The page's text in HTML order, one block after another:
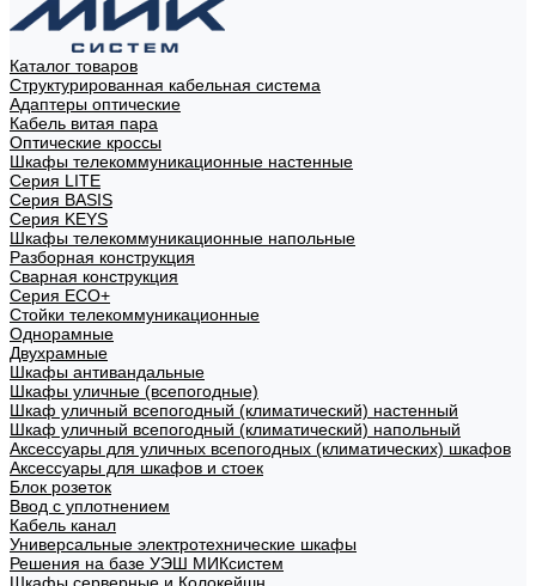
Каталог товаров
Структурированная кабельная система
Адаптеры оптические
Кабель витая пара
Оптические кроссы
Шкафы телекоммуникационные настенные
Cерия LITE
Cерия BASIS
Cерия KEYS
Шкафы телекоммуникационные напольные
Разборная конструкция
Сварная конструкция
Серия ECO+
Стойки телекоммуникационные
Однорамные
Двухрамные
Шкафы антивандальные
Шкафы уличные (всепогодные)
Шкаф уличный всепогодный (климатический) настенный
Шкаф уличный всепогодный (климатический) напольный
Аксессуары для уличных всепогодных (климатических) шкафов
Аксессуары для шкафов и стоек
Блок розеток
Ввод с уплотнением
Кабель канал
Универсальные электротехнические шкафы
Решения на базе УЭШ МИКсистем